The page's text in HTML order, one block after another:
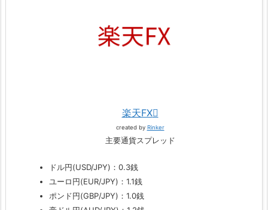
楽天FX
created by Rinker
主要通貨スプレッド
ドル円(USD/JPY)：0.3銭
ユーロ円(EUR/JPY)：1.1銭
ポンド円(GBP/JPY)：1.0銭